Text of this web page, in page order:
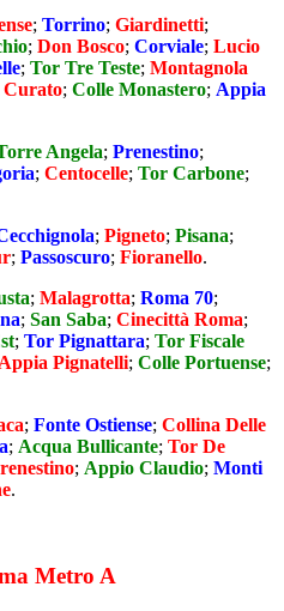
; Torrino; Giardinetti;
; Don Bosco; Corviale; Lucio
; Tor Tre Teste; Montagnola
Curato; Colle Monastero; Appia
Angela; Prenestino;
; Centocelle; Tor Carbone;
; Pigneto; Pisana;
; Passoscuro; Fioranello.
; Malagrotta; Roma 70;
; San Saba; Cinecittà Roma;
; Tor Pignattara; Tor Fiscale
Appia Pignatelli; Colle Portuense;
; Fonte Ostiense; Collina Delle
; Acqua Bullicante; Tor De
; Appio Claudio; Monti
.
Metro A